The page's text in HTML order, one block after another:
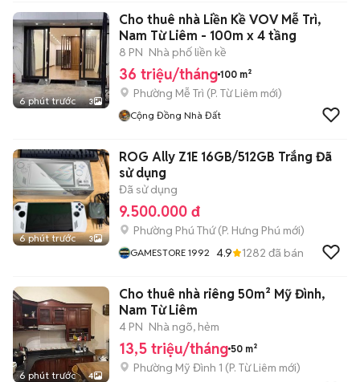
6 phút trước 3
Cho thuê nhà Liền Kề VOV Mễ Trì,
Nam Từ Liêm - 100m x 4 tầng
8 PN Nhà phố liền kề
36 triệu/tháng 100 m²
Phường Mễ Trì (P. Từ Liêm mới)
Cộng Đồng Nhà Đất
6 phút trước 3
ROG Ally Z1E 16GB/512GB Trắng Đã
sử dụng
Đã sử dụng
9.500.000 đ
Phường Phú Thứ(P. Hưng Phú mới)
GAMESTORE 1992 4.9 1282 đã bán
6 phút trước 4
Cho thuê nhà riêng 50m² Mỹ Đình,
Nam Từ Liêm
4 PN Nhà ngõ, hẻm
13,5 triệu/tháng 50 m²
Phường Mỹ Đình 1 (P. Từ Liêm mới)